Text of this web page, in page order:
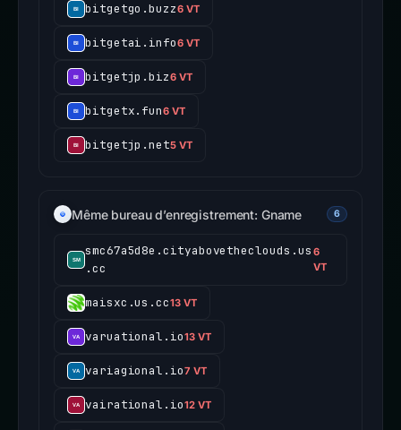
bitgetgo.buzz6 VT
bitgetai.info6 VT
bitgetjp.biz6 VT
bitgetx.fun6 VT
bitgetjp.net5 VT
Même bureau d’enregistrement: Gname 6
smc67a5d8e.cityabovetheclouds.us
.cc
6
VT
maisxc.us.cc13 VT
varuational.io13 VT
variagional.io7 VT
vairational.io12 VT